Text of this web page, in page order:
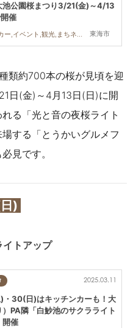
東海市
池公園桜まつり3/21(金)～4/13
催
類約700本の桜が見頃を迎
日(金)～4月13日(日)に開
る「光と音の夜桜ライト
する「とうかいグルメフ
見です。
)
トアップ
2025.03.11
30(日)はキッチンカーも！大
）PA隣「白魦池のサクラライト
開催